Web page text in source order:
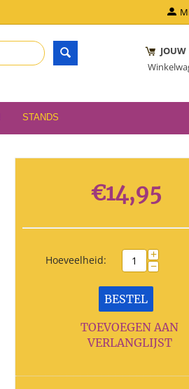
JOUW
STANDS
€14,95
Hoeveelheid: +
−
BESTEL
TOEVOEGEN AAN
VERLANGLIJST